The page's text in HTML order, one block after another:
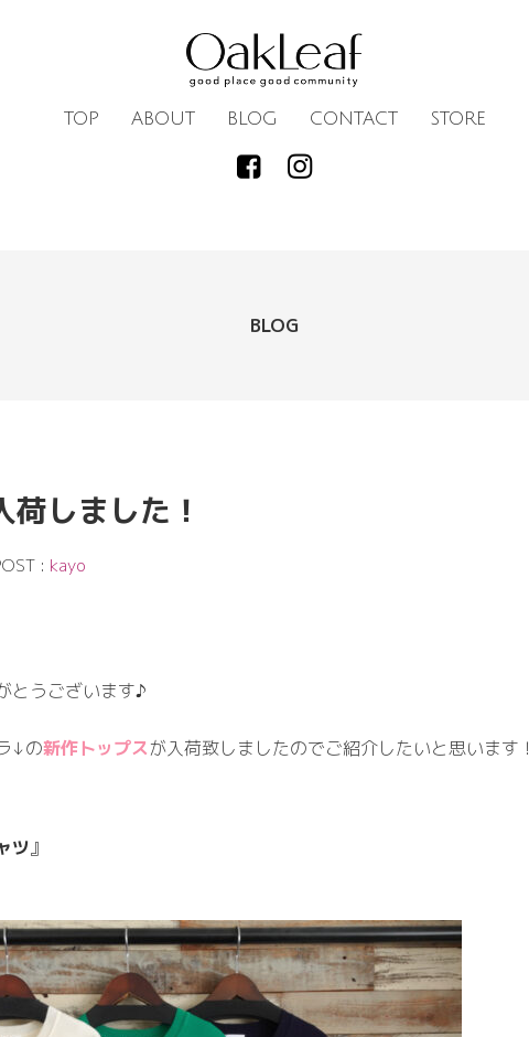
TOP ABOUT BLOG CONTACT STORE
BLOG
しました！
: kayo
とうございます♪
↓の新作トップスが入荷致しましたのでご紹介したいと思います！
ツ』